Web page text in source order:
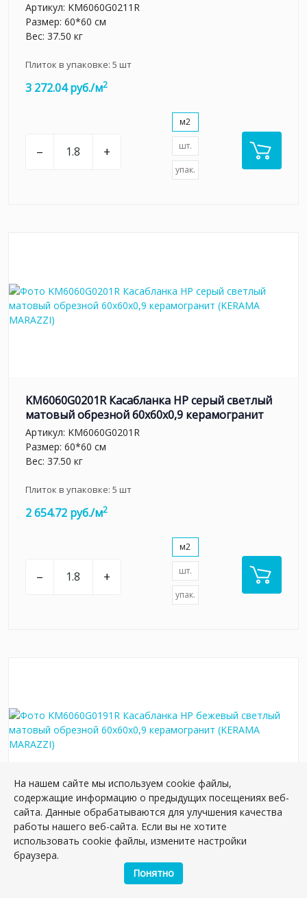
Артикул: KM6060G0211R
Размер: 60*60 см
Вес: 37.50 кг
Плиток в упаковке: 5 шт
3 272.04 руб./м2
– +
м2
шт.
упак.
KM6060G0201R Касабланка HP серый светлый
матовый обрезной 60x60x0,9 керамогранит
Артикул: KM6060G0201R
Размер: 60*60 см
Вес: 37.50 кг
Плиток в упаковке: 5 шт
2 654.72 руб./м2
– +
м2
шт.
упак.
KM6060G0191R Касабланка HP бежевый
светлый матовый обрезной 60x60x0,9
керамогранит
KM6060G0191R
На нашем сайте мы используем cookie файлы,
содержащие информацию о предыдущих посещениях веб-
сайта. Данные обрабатываются для улучшения качества
работы нашего веб-сайта. Если вы не хотите
использовать cookie файлы, измените настройки
браузера.
Понятно